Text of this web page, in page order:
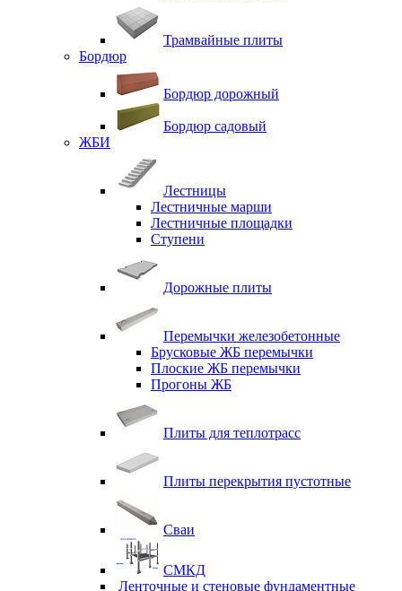
Трамвайные плиты
Бордюр
Бордюр дорожный
Бордюр садовый
ЖБИ
Лестницы
Лестничные марши
Лестничные площадки
Ступени
Дорожные плиты
Перемычки железобетонные
Брусковые ЖБ перемычки
Плоские ЖБ перемычки
Прогоны ЖБ
Плиты для теплотрасс
Плиты перекрытия пустотные
Сваи
СМКД
Ленточные и стеновые фундаментные